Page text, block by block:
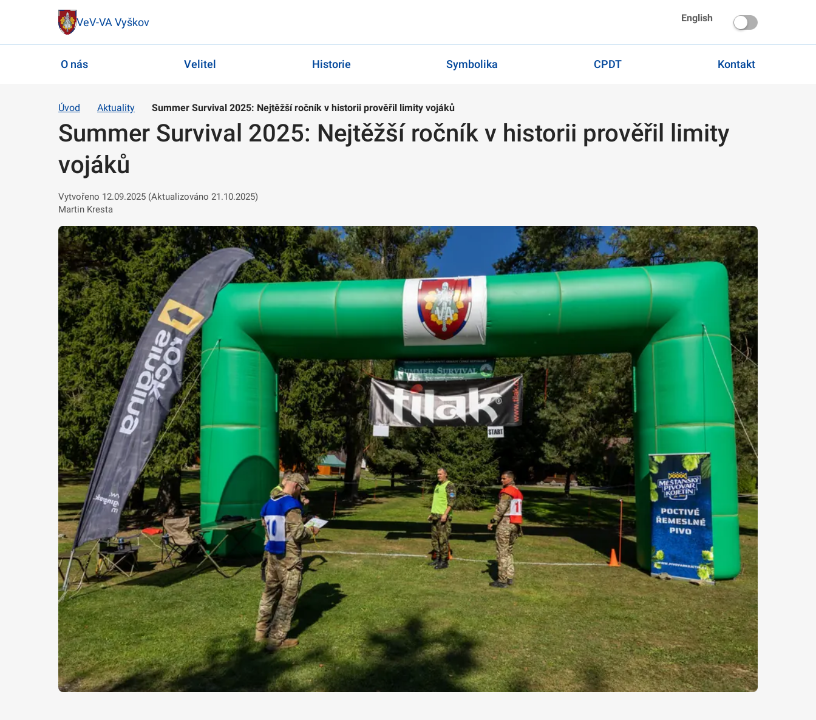
VeV-VA Vyškov English
O nás Velitel Historie Symbolika CPDT Kontakt
Úvod Aktuality Summer Survival 2025: Nejtěžší ročník v historii prověřil limity vojáků
Summer Survival 2025: Nejtěžší ročník v historii prověřil limity
vojáků
Vytvořeno 12.09.2025 (Aktualizováno 21.10.2025)
Martin Kresta